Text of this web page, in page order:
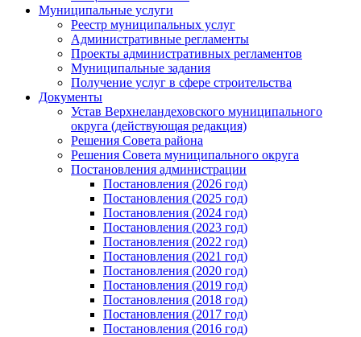
Муниципальные услуги
Реестр муниципальных услуг
Административные регламенты
Проекты административных регламентов
Муниципальные задания
Получение услуг в сфере строительства
Документы
Устав Верхнеландеховского муниципального
округа (действующая редакция)
Решения Совета района
Решения Совета муниципального округа
Постановления администрации
Постановления (2026 год)
Постановления (2025 год)
Постановления (2024 год)
Постановления (2023 год)
Постановления (2022 год)
Постановления (2021 год)
Постановления (2020 год)
Постановления (2019 год)
Постановления (2018 год)
Постановления (2017 год)
Постановления (2016 год)